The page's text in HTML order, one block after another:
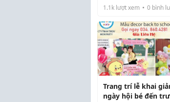
1.1k lượt xem 0 bình
Trang trí lễ khai
ngày hội bé đến